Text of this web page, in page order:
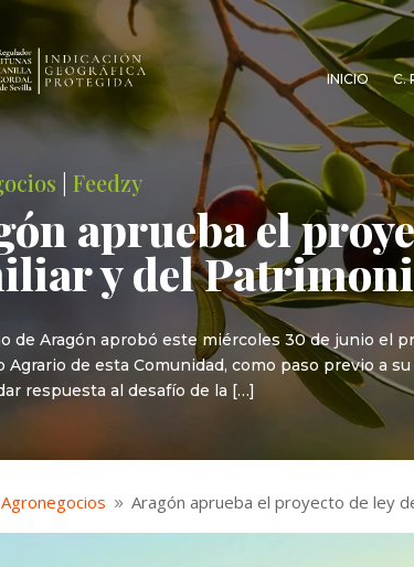
INICIO C.
|Feedzy
aprueba el
y del
de Aragón aprobó este miércoles 30 de junio el
Agrario de esta Comunidad, como paso previo a
respuesta al desafío de la […]
Agronegocios 9 Aragón aprueba el proyecto de ley